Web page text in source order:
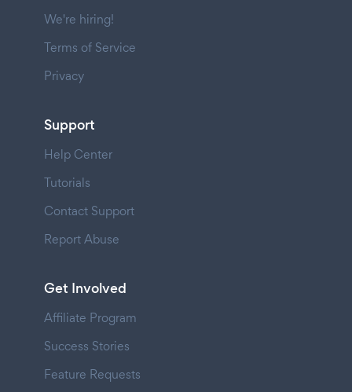
We're hiring!
Terms of Service
Privacy
Support
Help Center
Tutorials
Contact Support
Report Abuse
Get Involved
Affiliate Program
Success Stories
Feature Requests